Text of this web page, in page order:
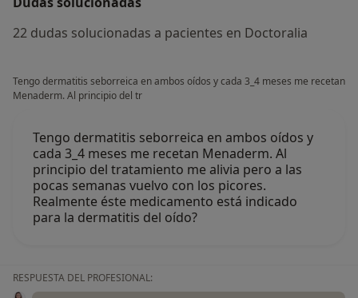
22 dudas solucionadas a pacientes en Doctoralia
Tengo dermatitis seborreica en ambos oídos y cada 3_4 meses me recetan
Menaderm. Al principio del tr
Tengo dermatitis seborreica en ambos oídos y
cada 3_4 meses me recetan Menaderm. Al
principio del tratamiento me alivia pero a las
pocas semanas vuelvo con los picores.
Realmente éste medicamento está indicado
para la dermatitis del oído?
RESPUESTA DEL PROFESIONAL: